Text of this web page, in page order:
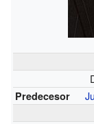
Predecesor